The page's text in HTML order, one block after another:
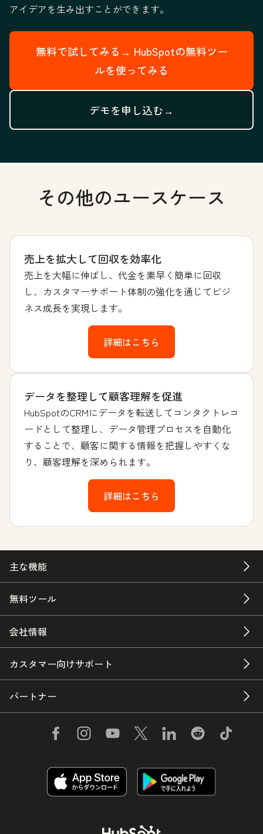
アイデアを生み出すことができます。
無料で試してみる→ HubSpotの無料ツー
ルを使ってみる
デモを申し込む→
その他のユースケース
売上を拡大して回収を効率化
売上を大幅に伸ばし、代金を素早く簡単に回収
し、カスタマーサポート体制の強化を通じてビジ
ネス成長を実現します。
詳細はこちら
データを整理して顧客理解を促進
HubSpotのCRMにデータを転送してコンタクトレコ
ードとして整理し、データ管理プロセスを自動化
することで、顧客に関する情報を把握しやすくな
り、顧客理解を深められます。
詳細はこちら
主な機能
無料ツール
会社情報
カスタマー向けサポート
パートナー